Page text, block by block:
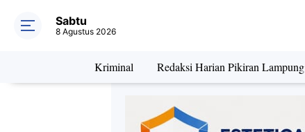
Sabtu
8 Agustus 2026
Kriminal Redaksi Harian Pikiran Lampung